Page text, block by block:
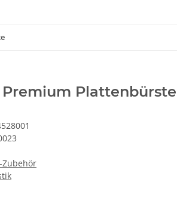
Plattenbürste
Zubehör